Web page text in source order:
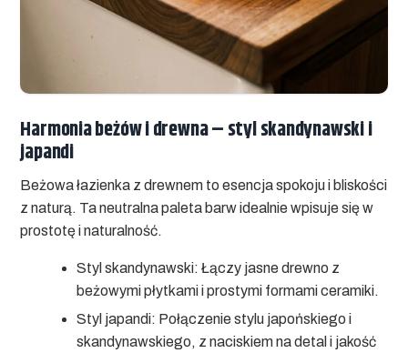
Harmonia beżów i drewna – styl skandynawski i
japandi
Beżowa łazienka z drewnem to esencja spokoju i bliskości
z naturą. Ta neutralna paleta barw idealnie wpisuje się w
prostotę i naturalność.
Styl skandynawski: Łączy jasne drewno z
beżowymi płytkami i prostymi formami ceramiki.
Styl japandi: Połączenie stylu japońskiego i
skandynawskiego, z naciskiem na detal i jakość